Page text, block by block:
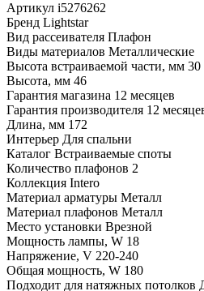
Артикул i5276262
Бренд Lightstar
Вид рассеивателя Плафон
Виды материалов Металлические
Высота встраиваемой части, мм 30
Высота, мм 46
Гарантия магазина 12 месяцев
Гарантия производителя 12
Длина, мм 172
Интерьер Для спальни
Каталог Встраиваемые споты
Количество плафонов 2
Коллекция Intero
Материал арматуры Металл
Материал плафонов Металл
Место установки Врезной
Мощность лампы, W 18
Напряжение, V 220-240
Общая мощность, W 180
Подходит для натяжных потолков